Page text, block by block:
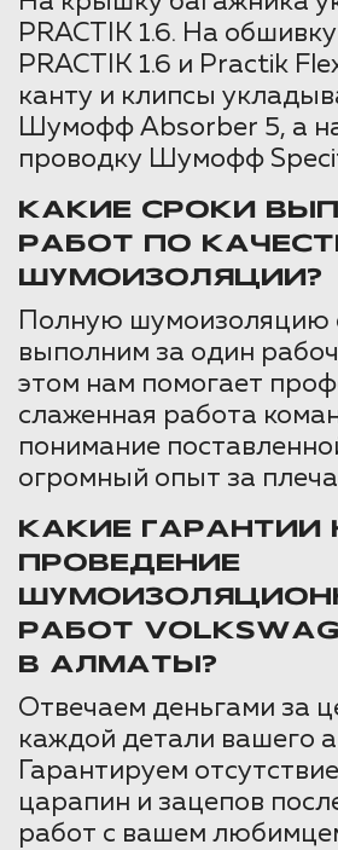
PRACTIK 1.6. На
PRACTIK 1.6 и Practik
канту и клипсы
Шумофф Absorber 5, а
проводку Шумофф
КАКИЕ СРОКИ
РАБОТ ПО
ШУМОИЗОЛЯЦИИ?
Полную шумоизоляцию
выполним за один
этом нам помогает
слаженная работа
понимание
огромный опыт за
КАКИЕ ГАРАНТИИ
ПРОВЕДЕНИЕ
РАБОТ
В АЛМАТЫ?
Отвечаем деньгами за
каждой детали вашего
Гарантируем
царапин и зацепов
работ с вашем